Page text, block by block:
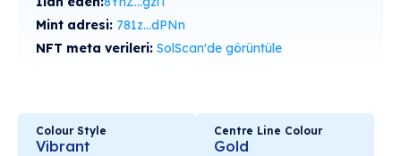
Mint adresi: 781z...dPNn
NFT meta verileri: SolScan'de görüntüle
Colour Style
Vibrant
Centre Line Colour
Gold